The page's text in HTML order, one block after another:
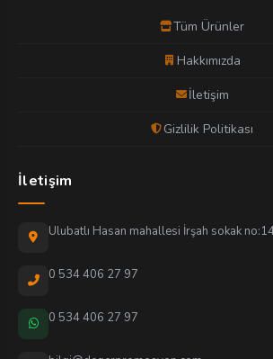
Tüm Ürünler
Hakkımızda
İletişim
Gizlilik Politikası
İletişim
Ulubatlı Hasan mahallesi İrşah sokak
0 534 406 27 97
0 534 406 27 97